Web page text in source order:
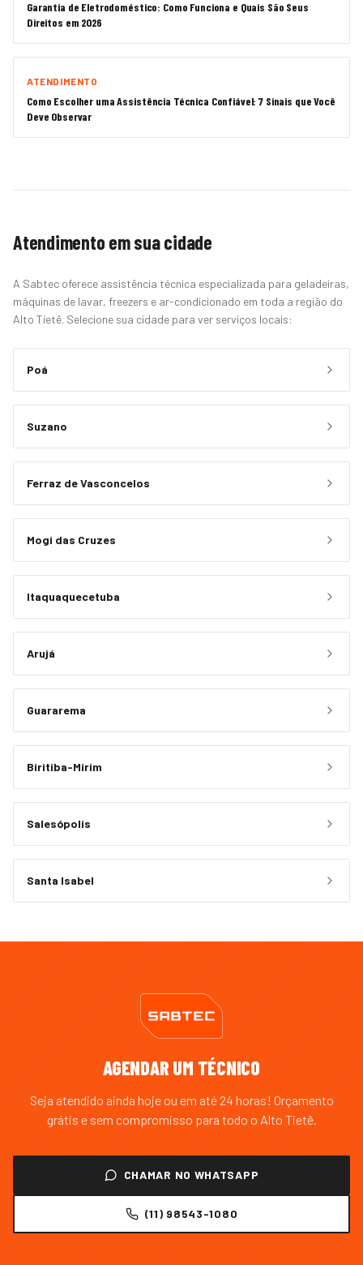
Garantia de Eletrodoméstico: Como Funciona e Quais São Seus
Direitos em 2026
ATENDIMENTO
Como Escolher uma Assistência Técnica Confiável: 7 Sinais que Você
Deve Observar
Atendimento em sua cidade
A Sabtec oferece assistência técnica especializada para geladeiras,
máquinas de lavar, freezers e ar-condicionado em toda a região do
Alto Tietê. Selecione sua cidade para ver serviços locais:
Poá
Suzano
Ferraz de Vasconcelos
Mogi das Cruzes
Itaquaquecetuba
Arujá
Guararema
Biritiba-Mirim
Salesópolis
Santa Isabel
AGENDAR UM TÉCNICO
Seja atendido ainda hoje ou em até 24 horas! Orçamento
grátis e sem compromisso para todo o Alto Tietê.
CHAMAR NO WHATSAPP
(11) 98543-1080